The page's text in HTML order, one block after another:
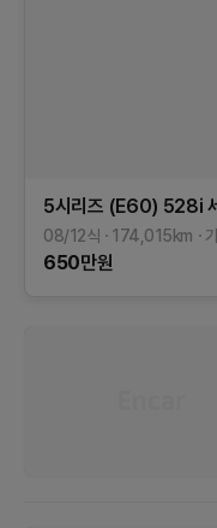
5시리즈 (E60) 528i
08/12식 174,015km
650만원